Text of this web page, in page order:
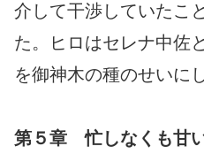
介して干渉していたこ
た。ヒロはセレナ中佐
を御神木の種のせいに
第５章 忙しなくも甘